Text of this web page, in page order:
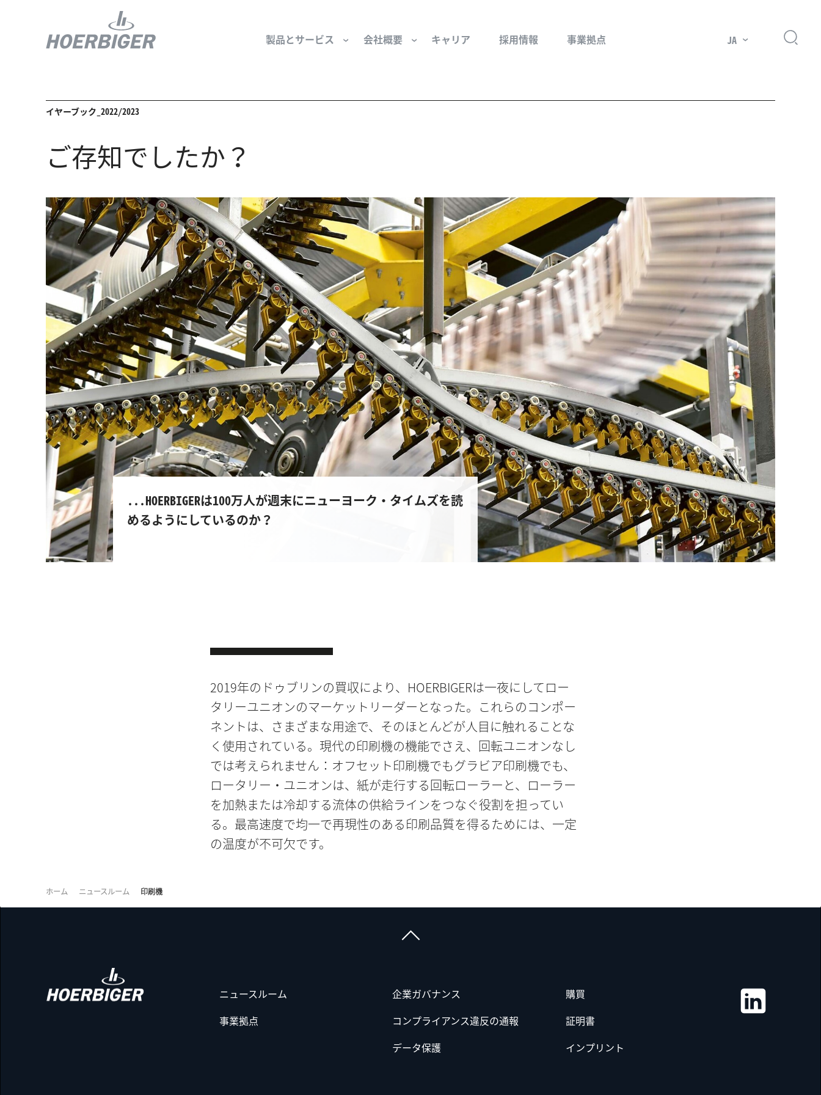
製品とサービス
水素産業向けコンポーネント
回転ユニオンとスリップリング
ガスエンジン用部品
会社概要
サステナビリティ
私たちの原点
キャリア 採用情報 事業拠点 JA
イヤーブック_2022/2023
ご存知でしたか？
...HOERBIGERは100万人が週末にニューヨーク・タイムズを読
めるようにしているのか？
2019年のドゥブリンの買収により、HOERBIGERは一夜にしてロー
タリーユニオンのマーケットリーダーとなった。これらのコンポー
ネントは、さまざまな用途で、そのほとんどが人目に触れることな
く使用されている。現代の印刷機の機能でさえ、回転ユニオンなし
では考えられません：オフセット印刷機でもグラビア印刷機でも、
ロータリー・ユニオンは、紙が走行する回転ローラーと、ローラー
を加熱または冷却する流体の供給ラインをつなぐ役割を担ってい
る。最高速度で均一で再現性のある印刷品質を得るためには、一定
の温度が不可欠です。
ホーム ニュースルーム 印刷機
ニュースルーム
事業拠点
企業ガバナンス
コンプライアンス違反の通報
データ保護
購買
証明書
インプリント